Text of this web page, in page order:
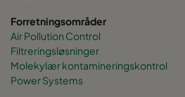
Forretningsområder
Air Pollution Control
Filtreringsløsninger
Molekylær kontamineringskontrol
Power Systems